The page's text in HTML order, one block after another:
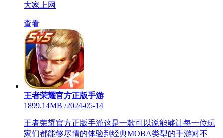
大家上网
查看
王者荣耀官方正版手游
1899.14MB /2024-05-14
王者荣耀官方正版手游这是一款可以说能够让每一位玩
家们都能够尽情的体验到经典MOBA类型的手游对不